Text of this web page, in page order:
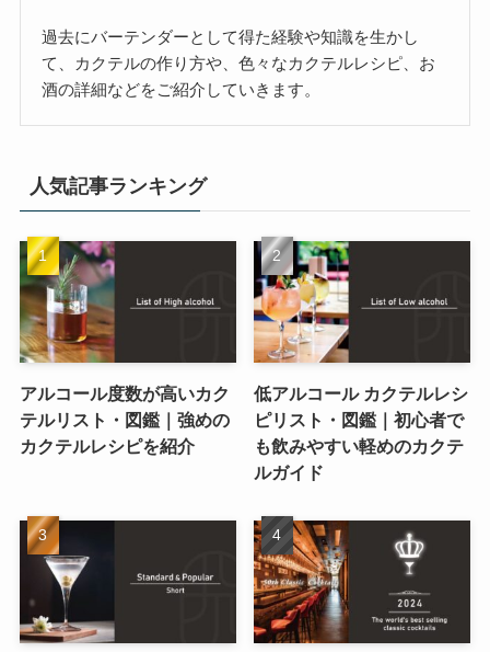
過去にバーテンダーとして得た経験や知識を生かし
て、カクテルの作り方や、色々なカクテルレシピ、お
酒の詳細などをご紹介していきます。
人気記事ランキング
アルコール度数が高いカク
テルリスト・図鑑｜強めの
カクテルレシピを紹介
低アルコール カクテルレシ
ピリスト・図鑑｜初心者で
も飲みやすい軽めのカクテ
ルガイド